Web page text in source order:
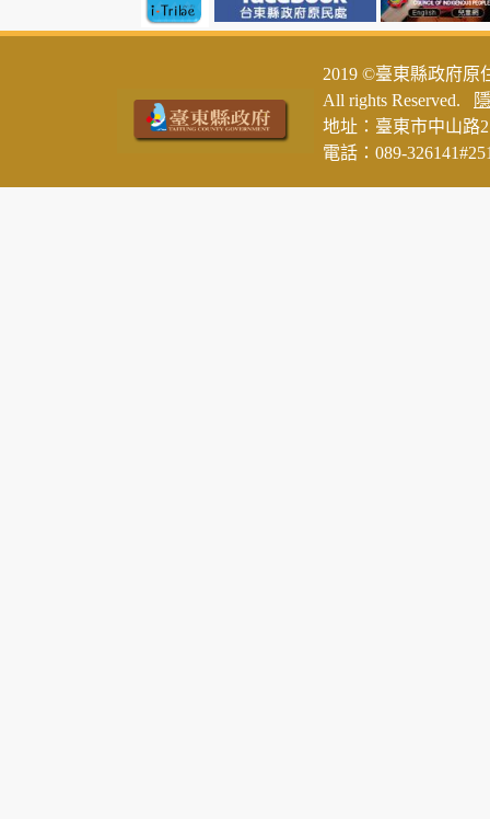
2019 ©臺東縣政府原
All rights Reserved.
地址：臺東市中山路
電話：089-